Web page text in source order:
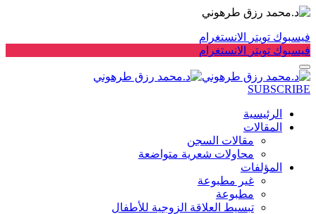
فيسبوك تويتر
الانستغرام
فيسبوك تويتر الانستغرام
SUBSCRIBE
الرئيسية
المقالات
مقالات السجن
محاولات شعرية متواضعة
المؤلفات
غير مطبوعة
مطبوعة
تبسيط العلاقة الزوجية للأطفال